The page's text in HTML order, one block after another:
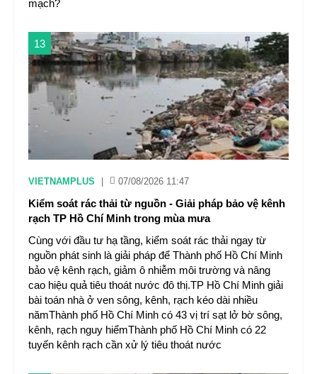
mạch?
13
VIETNAMPLUS 07/08/2026 11:47
Kiểm soát rác thải từ nguồn - Giải pháp bảo vệ kênh
rạch TP Hồ Chí Minh trong mùa mưa
Cùng với đầu tư hạ tầng, kiểm soát rác thải ngay từ
nguồn phát sinh là giải pháp để Thành phố Hồ Chí Minh
bảo vệ kênh rạch, giảm ô nhiễm môi trường và nâng
cao hiệu quả tiêu thoát nước đô thị.TP Hồ Chí Minh giải
bài toán nhà ở ven sông, kênh, rạch kéo dài nhiều
nămThành phố Hồ Chí Minh có 43 vị trí sạt lở bờ sông,
kênh, rạch nguy hiểmThành phố Hồ Chí Minh có 22
tuyến kênh rạch cần xử lý tiêu thoát nước